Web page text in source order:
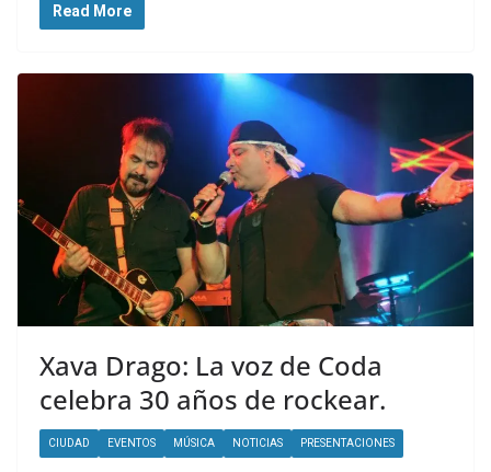
Read More
Xava Drago: La voz de Coda
celebra 30 años de rockear.
CIUDAD EVENTOS MÚSICA NOTICIAS PRESENTACIONES